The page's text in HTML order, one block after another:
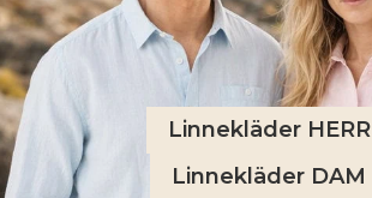
Linnekläder HERR
Linnekläder DAM